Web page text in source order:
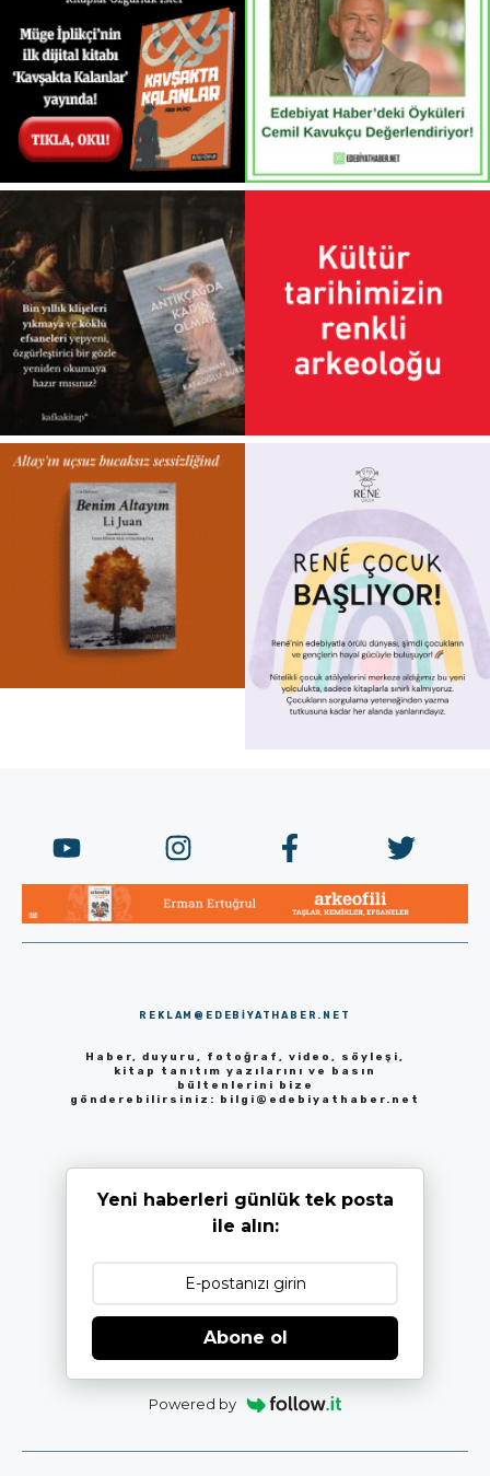
REKLAM@EDEBIYATHABER.NET
Haber, duyuru, fotoğraf, video, söyleşi,
kitap tanıtım yazılarını ve basın
bültenlerini bize
gönderebilirsiniz:
bilgi@edebiyathaber.net
Yeni haberleri günlük tek posta
ile alın:
Abone ol
Powered by